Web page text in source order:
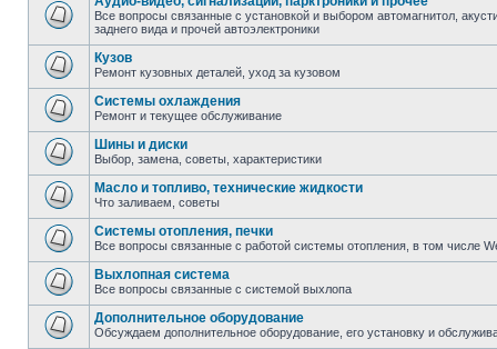
Все вопросы связанные с установкой и выбором автомагнитол,
заднего вида и прочей автоэлектроники
Кузов
Ремонт кузовных деталей, уход за кузовом
Системы охлаждения
Ремонт и текущее обслуживание
Шины и диски
Выбор, замена, советы, характеристики
Масло и топливо, технические жидкости
Что заливаем, советы
Системы отопления, печки
Все вопросы связанные с работой системы отопления, в том числе
Выхлопная система
Все вопросы связанные с системой выхлопа
Дополнительное оборудование
Обсуждаем дополнительное оборудование, его установку и